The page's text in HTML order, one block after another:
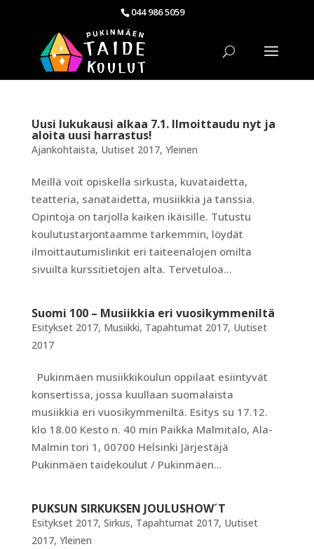
044 986 5059
Uusi lukukausi alkaa 7.1. Ilmoittaudu nyt ja
aloita uusi harrastus!
Ajankohtaista, Uutiset 2017, Yleinen
Meillä voit opiskella sirkusta, kuvataidetta,
teatteria, sanataidetta, musiikkia ja tanssia.
Opintoja on tarjolla kaiken ikäisille. Tutustu
koulutustarjontaamme tarkemmin, löydät
ilmoittautumislinkit eri taiteenalojen omilta
sivuilta kurssitietojen alta. Tervetuloa...
Suomi 100 – Musiikkia eri vuosikymmeniltä
Esitykset 2017, Musiikki, Tapahtumat 2017, Uutiset
2017
Pukinmäen musiikkikoulun oppilaat esiintyvät
konsertissa, jossa kuullaan suomalaista
musiikkia eri vuosikymmeniltä. Esitys su 17.12.
klo 18.00 Kesto n. 40 min Paikka Malmitalo, Ala-
Malmin tori 1, 00700 Helsinki Järjestäjä
Pukinmäen taidekoulut / Pukinmäen...
PUKSUN SIRKUKSEN JOULUSHOW´T
Esitykset 2017, Sirkus, Tapahtumat 2017, Uutiset
2017, Yleinen